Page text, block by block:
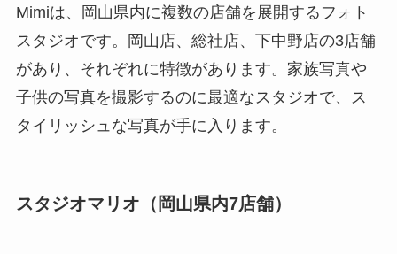
Mimiは、岡山県内に複数の店舗を展開するフォト
スタジオです。岡山店、総社店、下中野店の3店舗
があり、それぞれに特徴があります。家族写真や
子供の写真を撮影するのに最適なスタジオで、ス
タイリッシュな写真が手に入ります。
スタジオマリオ（岡山県内7店舗）